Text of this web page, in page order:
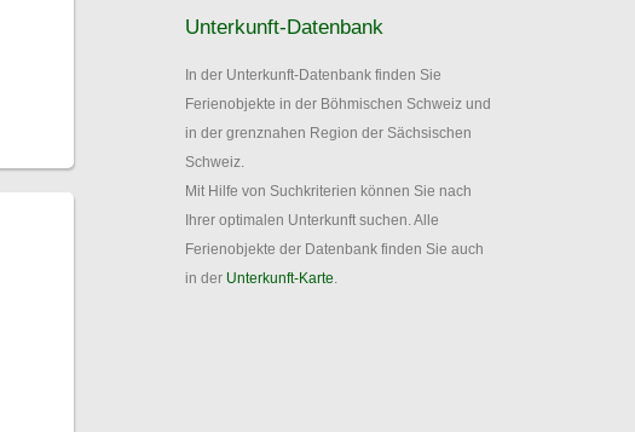
Unterkunft-Datenbank
In der Unterkunft-Datenbank finden Sie
Ferienobjekte in der Böhmischen Schweiz und
in der grenznahen Region der Sächsischen
Schweiz.
Mit Hilfe von Suchkriterien können Sie nach
Ihrer optimalen Unterkunft suchen. Alle
Ferienobjekte der Datenbank finden Sie auch
in der Unterkunft-Karte.